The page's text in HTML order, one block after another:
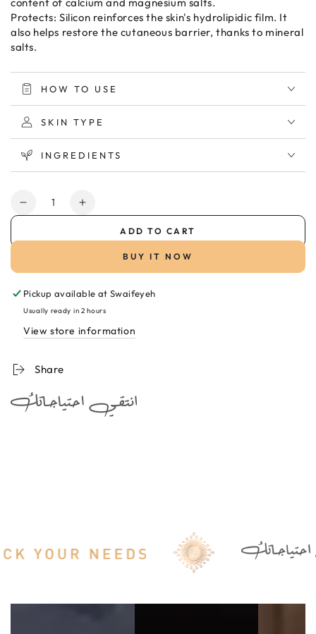
Protects: Silicon reinforces the skin's hydrolipidic film. It
also helps restore the cutaneous barrier, thanks to mineral
salts.
HOW TO USE
SKIN TYPE
INGREDIENTS
Quantity
Decrease
for
Spray
150ml
مياه
حرارية
Increase
for
Spray
150ml
مياه
حرارية
ADD TO CART
BUY IT NOW
Pickup available atSwaifeyeh
Usually ready in 2 hours
View store information
Share